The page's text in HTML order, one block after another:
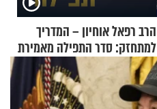
הרב רפאל אוחיון – המדריך
למתחזק: סדר התפילה מאמירת
הקורבנות ועד קריאת שמע